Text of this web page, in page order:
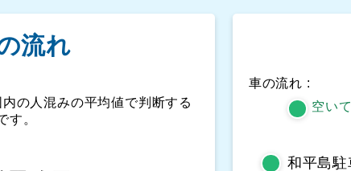
流れ
の人混みの平均値で判断する
す。
車の流れ :
空い
和平島駐